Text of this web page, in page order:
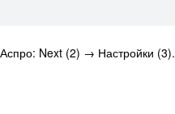
Next (2) → Настройки (3).